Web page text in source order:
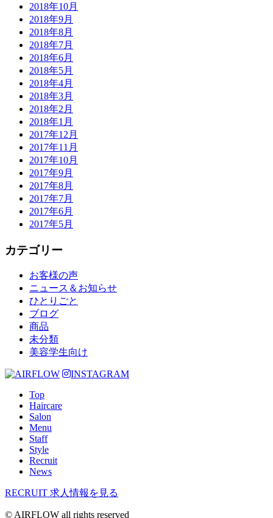
2018年10月
2018年9月
2018年8月
2018年7月
2018年6月
2018年5月
2018年4月
2018年3月
2018年2月
2018年1月
2017年12月
2017年11月
2017年10月
2017年9月
2017年8月
2017年7月
2017年6月
2017年5月
カテゴリー
お客様の声
ニュース＆お知らせ
ひとりごと
ブログ
商品
未分類
美容学生向け
INSTAGRAM
Top
Haircare
Salon
Menu
Staff
Style
Recruit
News
RECRUIT 求人情報を見る
© AIRFLOW all rights reserved